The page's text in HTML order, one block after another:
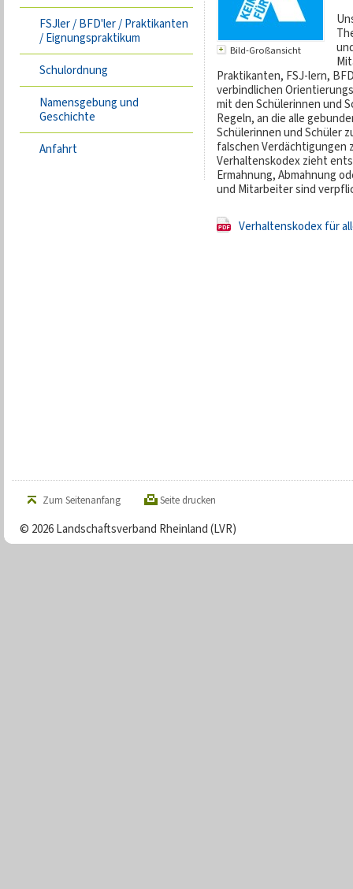
FSJler / BFD'ler / Praktikanten
/ Eignungspraktikum
Schulordnung
Namensgebung und
Geschichte
Anfahrt
Bild-Großansicht
Praktikanten, FSJ-lern,
verbindlichen
mit den Schülerinnen und
Regeln, an die alle
Schülerinnen und Schüler
falschen Verdächtigungen
Verhaltenskodex zieht
Ermahnung, Abmahnung
und Mitarbeiter sind
Verhaltenskodex für
Zum Seitenanfang Seite drucken
© 2026 Landschaftsverband Rheinland (LVR)